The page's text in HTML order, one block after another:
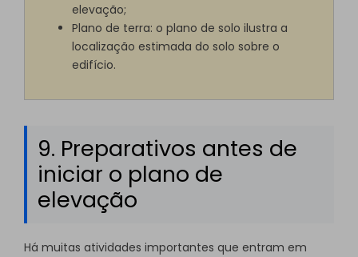
elevação;
Plano de terra: o plano de solo ilustra a
localização estimada do solo sobre o
edifício.
9. Preparativos antes de
iniciar o plano de
elevação
Há muitas atividades importantes que entram em